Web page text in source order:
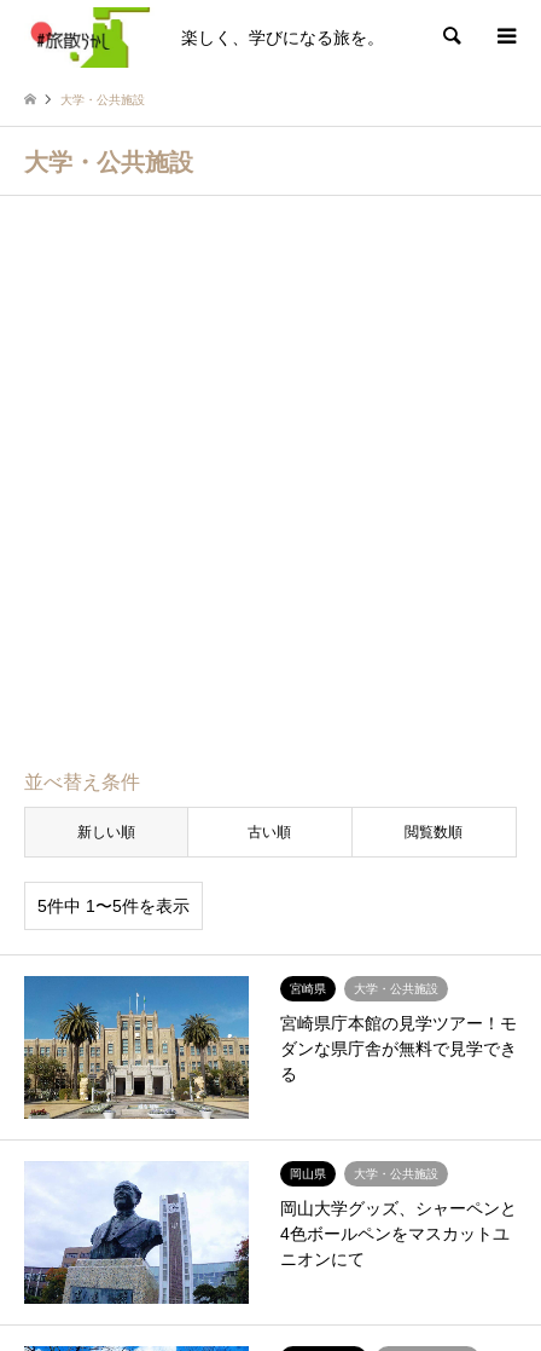
楽しく、学びになる旅を。 検索
大学・公共施設
大学・公共施設
並べ替え条件
新しい順 古い順 閲覧数順
5件中 1〜5件を表示
宮崎県 大学・公共施設
宮崎県庁本館の見学ツアー！モ
ダンな県庁舎が無料で見学でき
る
岡山県 大学・公共施設
岡山大学グッズ、シャーペンと
4色ボールペンをマスカットユ
ニオンにて